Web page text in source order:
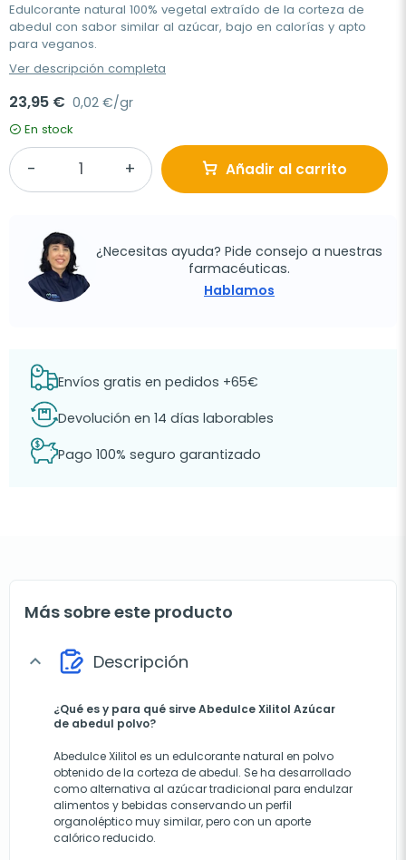
Edulcorante natural 100% vegetal extraído de la corteza de
abedul con sabor similar al azúcar, bajo en calorías y apto
para veganos.
Ver descripción completa
23,95 € 0,02 €/gr
En stock
Añadir al carrito
¿Necesitas ayuda? Pide consejo a nuestras
farmacéuticas.
Hablamos
Envíos gratis en pedidos +65€
Devolución en 14 días laborables
Pago 100% seguro garantizado
Más sobre este producto
expand_more Descripción
¿Qué es y para qué sirve Abedulce Xilitol Azúcar
de abedul polvo?
Abedulce Xilitol es un edulcorante natural en polvo
obtenido de la corteza de abedul. Se ha desarrollado
como alternativa al azúcar tradicional para endulzar
alimentos y bebidas conservando un perfil
organoléptico muy similar, pero con un aporte
calórico reducido.